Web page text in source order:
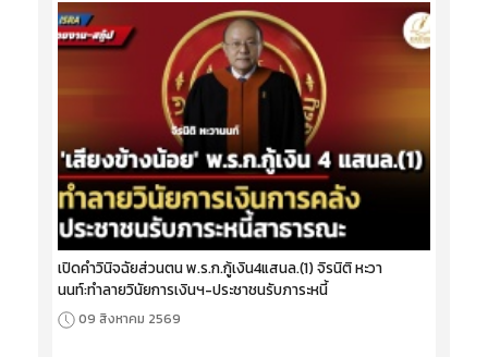
เปิดคำวินิจฉัยส่วนตน พ.ร.ก.กู้เงิน4แสนล.(1) จิรนิติ หะวา
นนท์:ทำลายวินัยการเงินฯ-ประชาชนรับภาระหนี้
09 สิงหาคม 2569